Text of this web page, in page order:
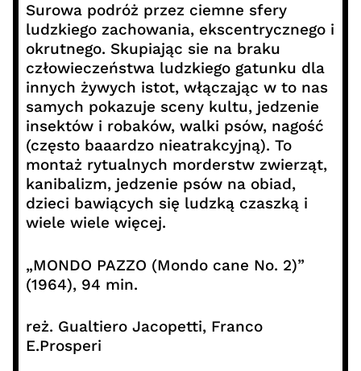
Surowa podróż przez ciemne sfery
ludzkiego zachowania, ekscentrycznego i
okrutnego. Skupiając sie na braku
człowieczeństwa ludzkiego gatunku dla
innych żywych istot, włączając w to nas
samych pokazuje sceny kultu, jedzenie
insektów i robaków, walki psów, nagość
(często baaardzo nieatrakcyjną). To
montaż rytualnych morderstw zwierząt,
kanibalizm, jedzenie psów na obiad,
dzieci bawiących się ludzką czaszką i
wiele wiele więcej.
„MONDO PAZZO (Mondo cane No. 2)”
(1964), 94 min.
reż. Gualtiero Jacopetti, Franco
E.Prosperi